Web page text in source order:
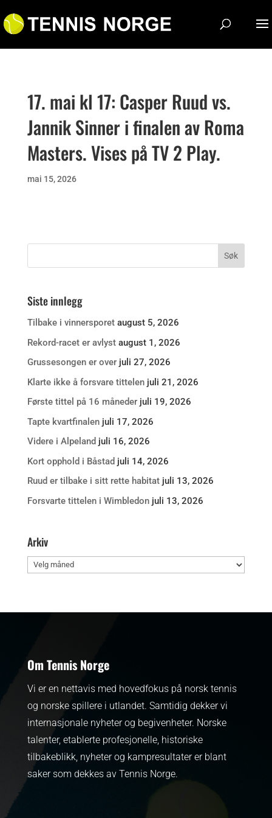
17. mai kl 17: Casper Ruud vs.
Jannik Sinner i finalen av Roma
Masters. Vises på TV 2 Play.
mai 15, 2026
Siste innlegg
Tilbake i vinnersporet august 5, 2026
Rekord-racet er avlyst august 1, 2026
Grussesongen er over juli 27, 2026
Klarte ikke å forsvare tittelen juli 21, 2026
Første tittel på 16 måneder juli 19, 2026
Tapte kvartfinalen juli 17, 2026
Videre i Alpeland juli 16, 2026
Kort opphold i Båstad juli 14, 2026
Ruud er tilbake i sitt rette habitat juli 13, 2026
Forsvarte tittelen i Wimbledon juli 13, 2026
Arkiv
Arkiv
Om Tennis Norge
Vi er en nettavis med hovedfokus på norsk tennis
og norske spillere i utlandet. Samtidig dekker vi
internasjonale nyheter og begivenheter. Norske
talenter, etablerte profesjonelle, historiske
tilbakeblikk, nyheter og kampresultater er blant
saker som dekkes av Tennis Norge.